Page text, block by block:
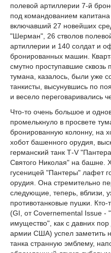
полевой артиллерии 7-й
под командованием
включавший 27 новейших
"Шерман", 26 стволов
артиллерии и 140 солдат и
бронированных машин.
смутно проступавшие сквозь
тумана, казалось, были уже
танкисты, высунувшись по
и весело переговаривались
Что-то очень большое и
промелькнуло в просвете
бронированную колонну, на
хобот башенного орудия,
германский танк Т-V
Святого Николая" на башне.
гусеницей "Пантеры" лафет
орудия. Она стремительно
следующие, теперь, вблизи,
противотанковые пушки.
(GI, от Covernеmental Issue -
имущество", как с давних
армии США) успел заметить
танка странную эмблему,